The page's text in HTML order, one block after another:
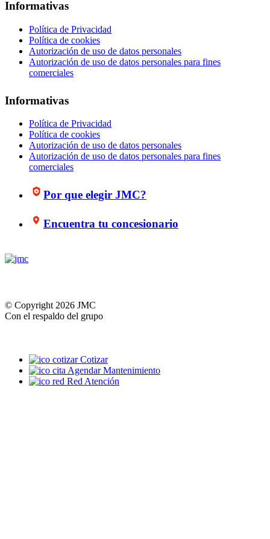
Informativas
Política de Privacidad
Política de cookies
Autorización de uso de datos personales
Autorización de uso de datos personales para fines
comerciales
Informativas
Política de Privacidad
Política de cookies
Autorización de uso de datos personales
Autorización de uso de datos personales para fines
comerciales
Por que elegir JMC?
Encuentra tu concesionario
© Copyright 2026 JMC
Con el respaldo del grupo
Cotizar
Agendar Mantenimiento
Red Atención